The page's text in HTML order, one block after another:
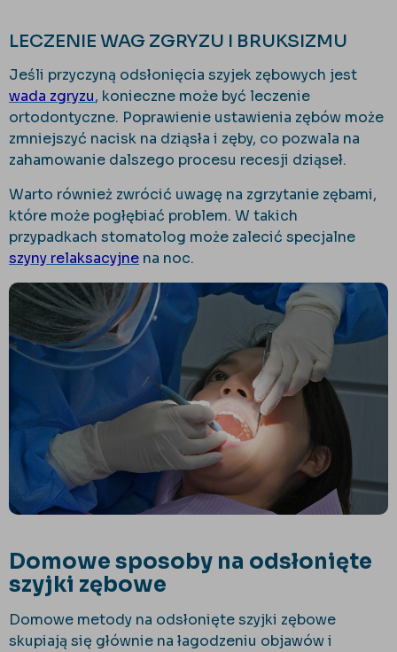
LECZENIE WAG ZGRYZU I BRUKSIZMU
Jeśli przyczyną odsłonięcia szyjek zębowych jest
wada zgryzu, konieczne może być leczenie
ortodontyczne. Poprawienie ustawienia zębów może
zmniejszyć nacisk na dziąsła i zęby, co pozwala na
zahamowanie dalszego procesu recesji dziąseł.
Warto również zwrócić uwagę na zgrzytanie zębami,
które może pogłębiać problem. W takich
przypadkach stomatolog może zalecić specjalne
szyny relaksacyjne na noc.
Domowe sposoby na odsłonięte
szyjki zębowe
Domowe metody na odsłonięte szyjki zębowe
skupiają się głównie na łagodzeniu objawów i